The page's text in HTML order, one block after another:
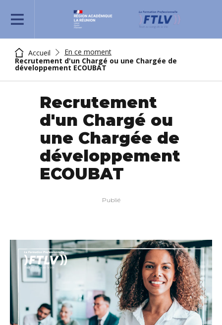
REJOIGNEZ-NOUS
Accueil
En ce moment
Recrutement d'un Chargé ou une Chargée de
développement ECOUBAT
Recrutement
d'un Chargé ou
une Chargée de
développement
ECOUBAT
Publié